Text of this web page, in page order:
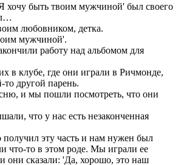
хочу быть твоим мужчиной' был своего
любовником, детка.
мужчиной'.
работу над альбомом для
в клубе, где они играли в Ричмонде,
то другой парень.
и мы пошли посмотреть, что они
что у нас есть незаконченная
получил эту часть и нам нужен был
что-то в этом роде. Мы играли ее
они сказали: 'Да, хорошо, это наш